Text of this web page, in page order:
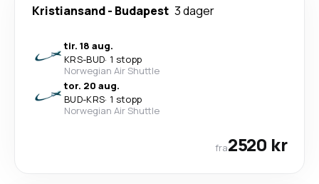
Kristiansand- Budapest 3 dager
tir. 18 aug.
KRS-BUD· 1 stopp
Norwegian Air Shuttle
tor. 20 aug.
BUD-KRS· 1 stopp
Norwegian Air Shuttle
fra2520 kr